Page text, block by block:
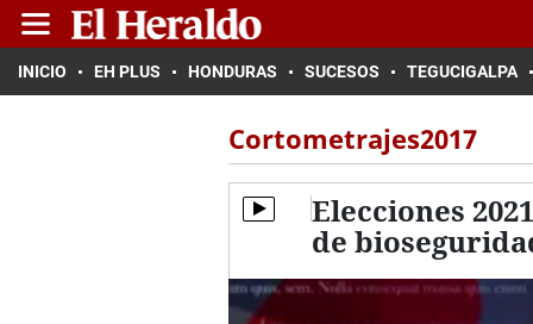
INICIO EH PLUS HONDURAS SUCESOS TEGUCIGALPA
Cortometrajes2017
Elecciones
de